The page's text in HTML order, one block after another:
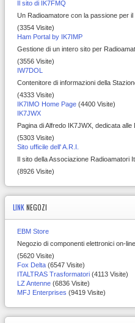
Il sito di IK7FMQ
Un Radioamatore con la passione per il
(3354 Visite)
Ham Portal by IK7IMP
Gestione di un intero sito per
(3556 Visite)
IW7DOL
Contenitore di informazioni della
(4333 Visite)
IK7IMO Home Page (4400 Visite)
IK7JWX
Pagina di Alfredo IK7JWX, dedicata alle
(5303 Visite)
Sito ufficile dell' A.R.I.
Il sito della Associazione Radioamatori
(8926 Visite)
LINK NEGOZI
EBM Store
Negozio di componenti elettronici on-line.
(5620 Visite)
Fox Delta (6547 Visite)
ITALTRAS Trasformatori (4113 Visite)
LZ Antenne (6836 Visite)
MFJ Enterprises (9419 Visite)